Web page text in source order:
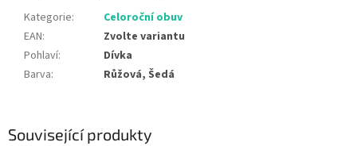
Související produkty
Kategorie:
Celoroční obuv
EAN:
Zvolte variantu
Pohlaví:
Dívka
Barva: Růžová, Šedá